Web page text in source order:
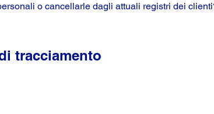
o cancellarle dagli attuali registri dei
tracciamento